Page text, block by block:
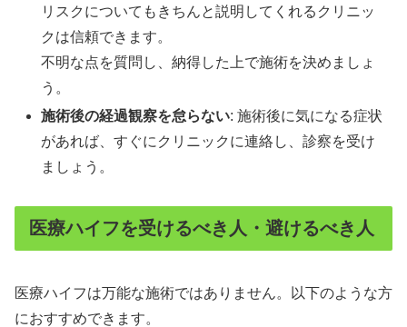
リスクについてもきちんと説明してくれるクリニッ
クは信頼できます。
不明な点を質問し、納得した上で施術を決めましょ
う。
施術後の経過観察を怠らない: 施術後に気になる症状
があれば、すぐにクリニックに連絡し、診察を受け
ましょう。
医療ハイフを受けるべき人・避けるべき人
医療ハイフは万能な施術ではありません。以下のような方
におすすめできます。